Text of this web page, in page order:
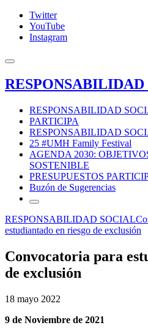
Twitter
YouTube
Instagram
RESPONSABILIDAD
PARTICIPA
RESPONSABILIDAD
25 #UMH Family Festival
AGENDA 2030:
SOSTENIBLE
PRESUPUESTOS
Buzón de Sugerencias
RESPONSABILIDAD SOCIAL
estudiantado en riesgo de exclusión
Convocatoria para
de exclusión
18 mayo 2022
9 de Noviembre de 2021